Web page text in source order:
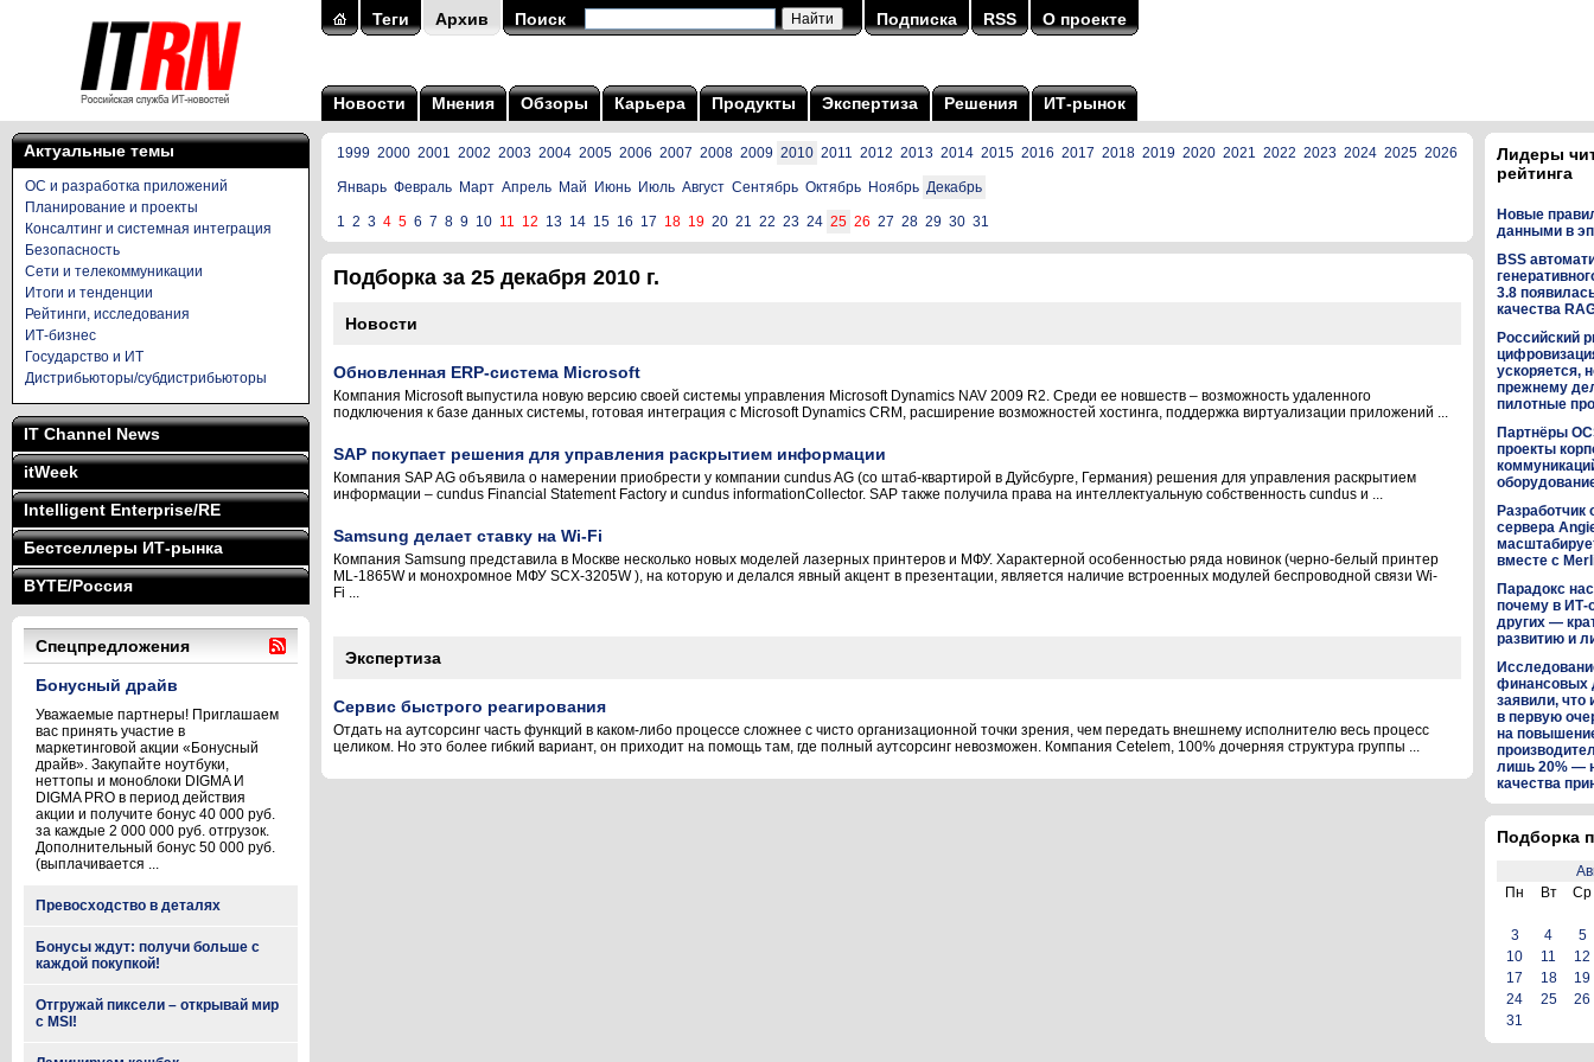
Теги Архив Поиск Подписка RSS О проекте
Новости Мнения Обзоры Карьера Продукты Экспертиза Решения ИТ-рынок
Актуальные темы
ОС и разработка приложений
Планирование и проекты
Консалтинг и системная интеграция
Безопасность
Сети и телекоммуникации
Итоги и тенденции
Рейтинги, исследования
ИТ-бизнес
Государство и ИТ
Дистрибьюторы/субдистрибьюторы
IT Channel News
itWeek
Intelligent Enterprise/RE
Бестселлеры ИТ-рынка
BYTE/Россия
Спецпредложения
Бонусный драйв
Уважаемые партнеры! Приглашаем
вас принять участие в
маркетинговой акции «Бонусный
драйв». Закупайте ноутбуки,
неттопы и моноблоки DIGMA И
DIGMA PRO в период действия
акции и получите бонус 40 000 руб.
за каждые 2 000 000 руб. отгрузок.
Дополнительный бонус 50 000 руб.
(выплачивается ...
Превосходство в деталях
Бонусы ждут: получи больше с
каждой покупкой!
Отгружай пиксели – открывай мир
с MSI!
1999 2000 2001 2002 2003 2004 2005 2006 2007 2008 2009 2010 2011 2012 2013 2014 2015 2016 2017 2018 2019 2020 2021 2022 2023 2024 2025 2026
Январь Февраль Март Апрель Май Июнь Июль Август Сентябрь Октябрь Ноябрь Декабрь
1 2 3 4 5 6 7 8 9 10 11 12 13 14 15 16 17 18 19 20 21 22 23 24 25 26 27 28 29 30 31
Подборка за 25 декабря 2010 г.
Новости
Обновленная ERP-система Microsoft
Компания Microsoft выпустила новую версию своей системы управления Microsoft Dynamics NAV 2009 R2. Среди ее новшеств – возможность удаленного
подключения к базе данных системы, готовая интеграция с Microsoft Dynamics CRM, расширение возможностей хостинга, поддержка виртуализации приложений ...
SAP покупает решения для управления раскрытием информации
Компания SAP AG объявила о намерении приобрести у компании cundus AG (со штаб-квартирой в Дуйсбурге, Германия) решения для управления раскрытием
информации – cundus Financial Statement Factory и cundus informationCollector. SAP также получила права на интеллектуальную собственность cundus и ...
Samsung делает ставку на Wi-Fi
Компания Samsung представила в Москве несколько новых моделей лазерных принтеров и МФУ. Характерной особенностью ряда новинок (черно-белый принтер
ML-1865W и монохромное МФУ SCX-3205W ), на которую и делался явный акцент в презентации, является наличие встроенных модулей беспроводной связи Wi-
Fi ...
Экспертиза
Сервис быстрого реагирования
Отдать на аутсорсинг часть функций в каком-либо процессе сложнее с чисто организационной точки зрения, чем передать внешнему исполнителю весь процесс
целиком. Но это более гибкий вариант, он приходит на помощь там, где полный аутсорсинг невозможен. Компания Cetelem, 100% дочерняя структура группы ...
Лидеры
рейтинга
Новые
данными в
BSS
3.8
качества
Российский
ускоряется,
прежнему
пилотные
Партнёры
проекты
Разработчик
сервера
вместе с
Парадокс
почему в ИТ-
других —
развитию и
финансовых
заявили, что
в первую
на
лишь 20% —
качества
Подборка
Пн
Вт Ср
3 4
5
10
11
12
17
18
19
24
25
26
31